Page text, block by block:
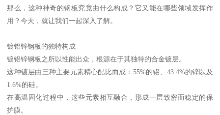
那么，这种神奇的钢板究竟由什么构成？它又能在哪些领域发挥作
用？今天，就让我们一起深入了解。
镀铝锌钢板的独特构成
镀铝锌钢板之所以性能出众，根源在于其独特的合金镀层。
这种镀层由三种主要元素精心配比而成：55%的铝、43.4%的锌以及
1.6%的硅。
在高温固化过程中，这些元素相互融合，形成一层致密而稳定的保
护膜。